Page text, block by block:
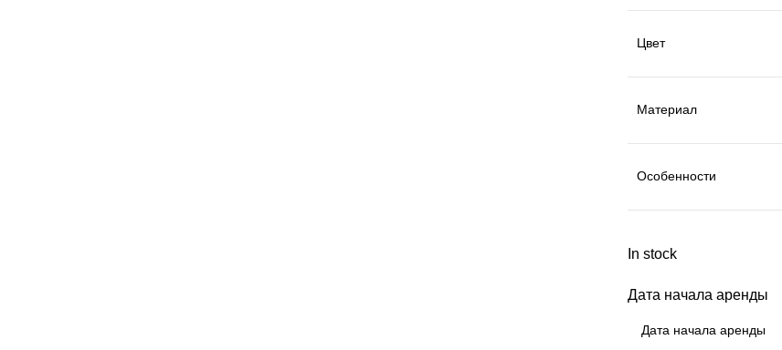
Цвет
Материал
Особенности
In stock
Дата начала аренды